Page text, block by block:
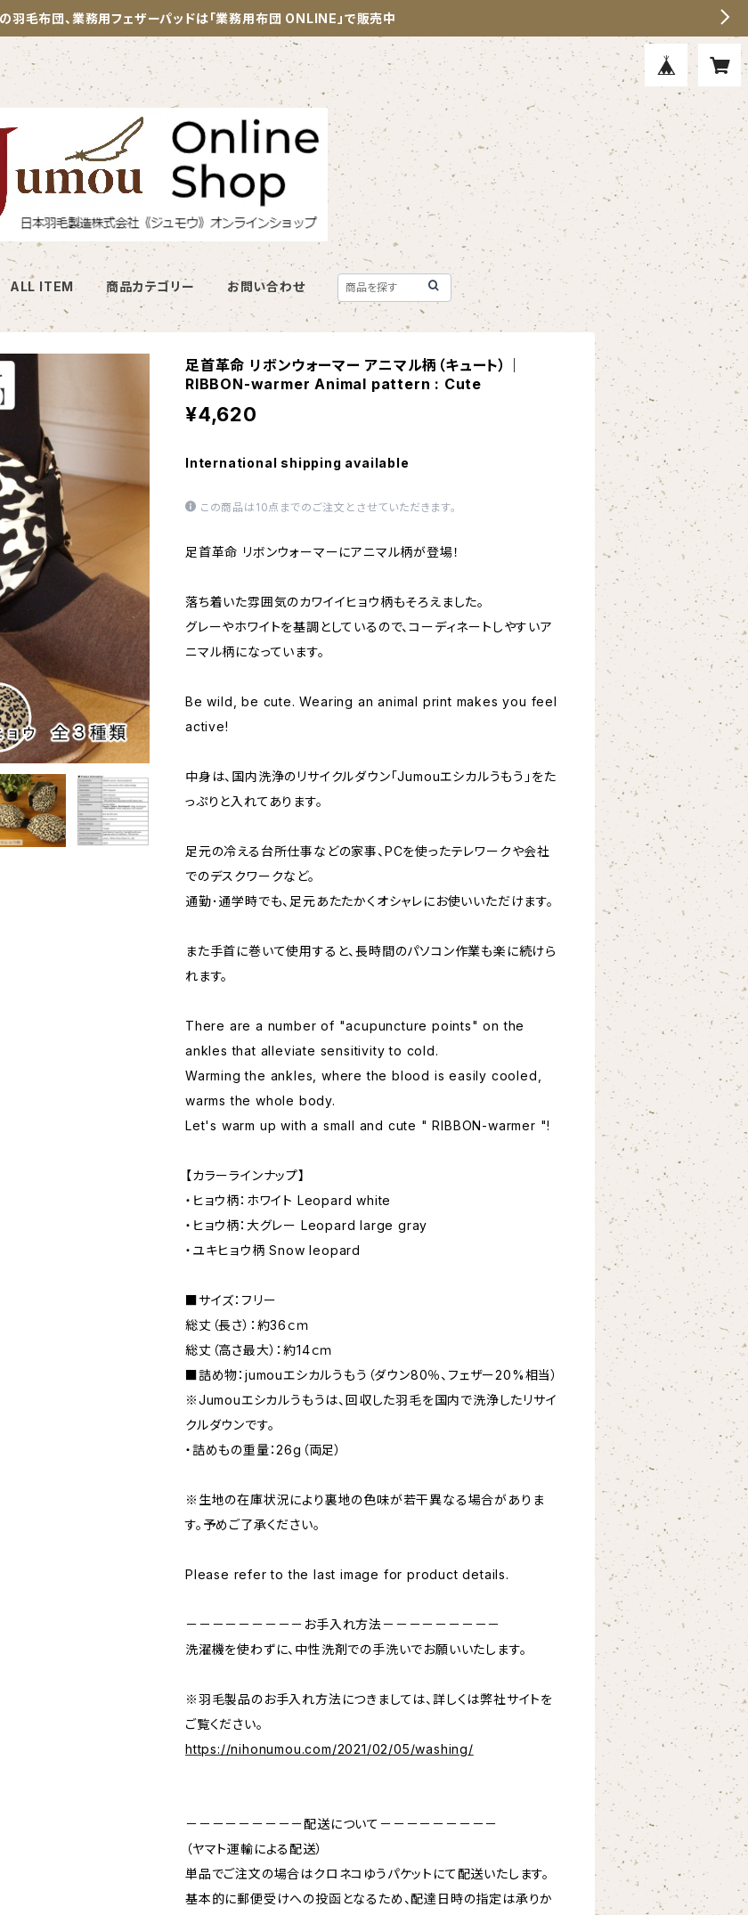
羽毛布団、業務用フェザーパッドは「業務用布団 ONLINE」で販売中
ALL ITEM 商品カテゴリー お問い合わせ
足首革命 リボンウォーマー アニマル柄（キュート）｜
RIBBON-warmer Animal pattern : Cute
¥4,620
International shipping available
この商品は10点までのご注文とさせていただきます。
足首革命 リボンウォーマーにアニマル柄が登場！
落ち着いた雰囲気のカワイイヒョウ柄もそろえました。
グレーやホワイトを基調としているので、コーディネートしやすいア
ニマル柄になっています。
Be wild, be cute. Wearing an animal print makes you feel
active!
中身は、国内洗浄のリサイクルダウン「Jumouエシカルうもう」をた
っぷりと入れてあります。
足元の冷える台所仕事などの家事、PCを使ったテレワークや会社
でのデスクワークなど。
通勤･通学時でも、足元あたたかくオシャレにお使いいただけます。
また手首に巻いて使用すると、長時間のパソコン作業も楽に続けら
れます。
There are a number of "acupuncture points" on the
ankles that alleviate sensitivity to cold.
Warming the ankles, where the blood is easily cooled,
warms the whole body.
Let's warm up with a small and cute " RIBBON-warmer "!
【カラーラインナップ】
・ヒョウ柄：ホワイト Leopard white
・ヒョウ柄：大グレー Leopard large gray
・ユキヒョウ柄 Snow leopard
■サイズ：フリー
総丈（長さ）：約36ｃｍ
総丈（高さ最大）：約14ｃｍ
■詰め物：jumouエシカルうもう（ダウン80％、フェザー20%相当）
※Jumouエシカルうもうは、回収した羽毛を国内で洗浄したリサイ
クルダウンです。
・詰めもの重量：26g（両足）
※生地の在庫状況により裏地の色味が若干異なる場合がありま
す。予めご了承ください。
Please refer to the last image for product details.
－－－－－－－－－お手入れ方法－－－－－－－－－
洗濯機を使わずに、中性洗剤での手洗いでお願いいたします。
※羽毛製品のお手入れ方法につきましては、詳しくは弊社サイトを
ご覧ください。
https://nihonumou.com/2021/02/05/washing/
－－－－－－－－－配送について－－－－－－－－－
（ヤマト運輸による配送）
単品でご注文の場合はクロネコゆうパケットにて配送いたします。
基本的に郵便受けへの投函となるため、配達日時の指定は承りか